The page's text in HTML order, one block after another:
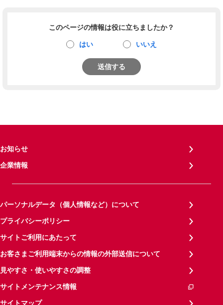
このページの情報は役に立ちましたか？
はい いいえ
送信する
お知らせ
企業情報
パーソナルデータ（個人情報など）について
プライバシーポリシー
サイトご利用にあたって
お客さまご利用端末からの情報の外部送信について
見やすさ・使いやすさの調整
サイトメンテナンス情報
サイトマップ